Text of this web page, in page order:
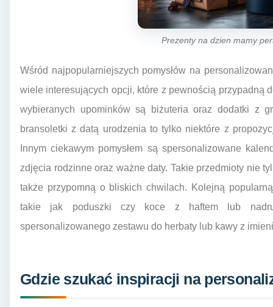
Prezenty na dzien mamy
Wśród najpopularniejszych pomysłów na
wiele interesujących opcji, które z pewnością przypadną
wybieranych upominków są biżuteria oraz dodatki z
bransoletki z datą urodzenia to tylko niektóre z
Innym ciekawym pomysłem są spersonalizowane
zdjęcia rodzinne oraz ważne daty. Takie przedmioty nie
także przypomną o bliskich chwilach. Kolejną
takie jak poduszki czy koce z haftem lub
spersonalizowanego zestawu do herbaty lub kawy z
Gdzie szukać inspiracji na